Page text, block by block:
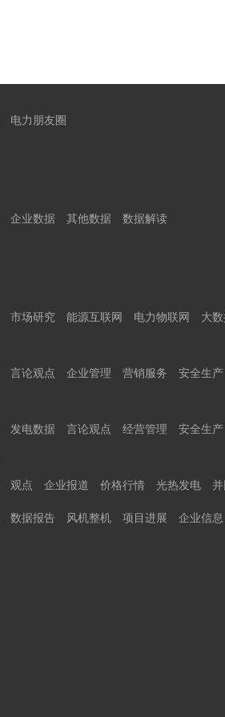
电力朋友圈
企业数据 其他数据 数据解读
市场研究 能源互联网 电力物联网 大
言论观点 企业管理 营销服务 安全生产
发电数据 言论观点 经营管理 安全生产
观点 企业报道 价格行情 光热发电
数据报告 风机整机 项目进展 企业信息